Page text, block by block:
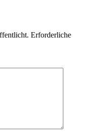
Erforderliche